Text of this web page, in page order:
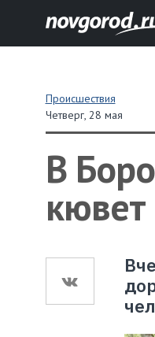
Происшествия
Четверг, 28 мая
В
кювет